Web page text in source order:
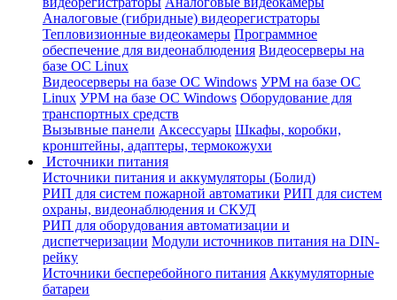
Аналоговые (гибридные) видеорегистраторы
Тепловизионные видеокамеры Программное
обеспечение для видеонаблюдения Видеосерверы на
базе ОС Linux
Видеосерверы на базе ОС Windows УРМ на базе ОС
Linux УРМ на базе ОС Windows Оборудование для
транспортных средств
Вызывные панели Аксессуары Шкафы, коробки,
кронштейны, адаптеры, термокожухи
Источники питания
Источники питания и аккумуляторы (Болид)
РИП для систем пожарной автоматики РИП для систем
охраны, видеонаблюдения и СКУД
РИП для оборудования автоматизации и
диспетчеризации Модули источников питания на DIN-
рейку
Источники бесперебойного питания Аккумуляторные
батареи